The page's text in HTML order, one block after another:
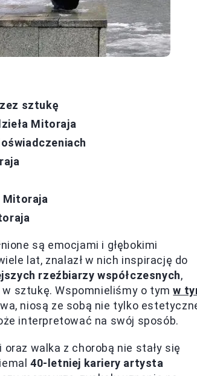
sztukę
Mitoraja
Mitoraja
są emocjami i głębokimi
lat, znalazł w nich inspirację do
rzeźbiarzy współczesnych,
w sztukę. Wspomnieliśmy o tymw
niosą ze sobą nie tylko
interpretować na swój sposób.
walka z chorobą nie stały się
40-letniej kariery artysta